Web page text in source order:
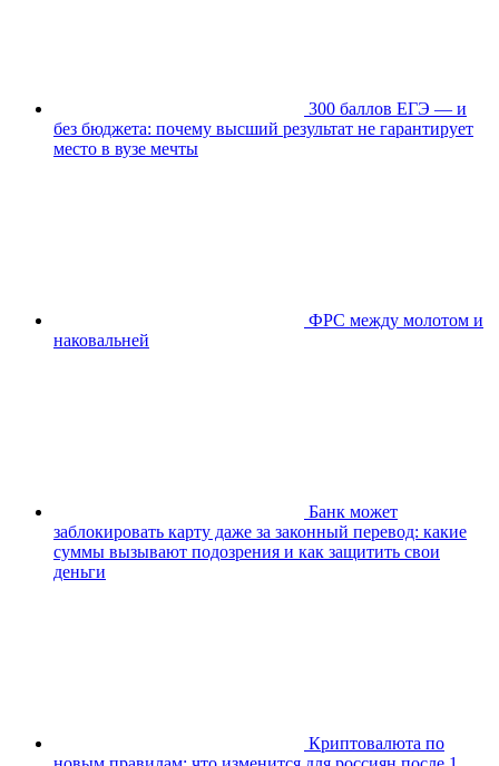
300 баллов ЕГЭ — и
без бюджета: почему высший результат не гарантирует
место в вузе мечты
ФРС между молотом и
наковальней
Банк может
заблокировать карту даже за законный перевод: какие
суммы вызывают подозрения и как защитить свои
деньги
Криптовалюта по